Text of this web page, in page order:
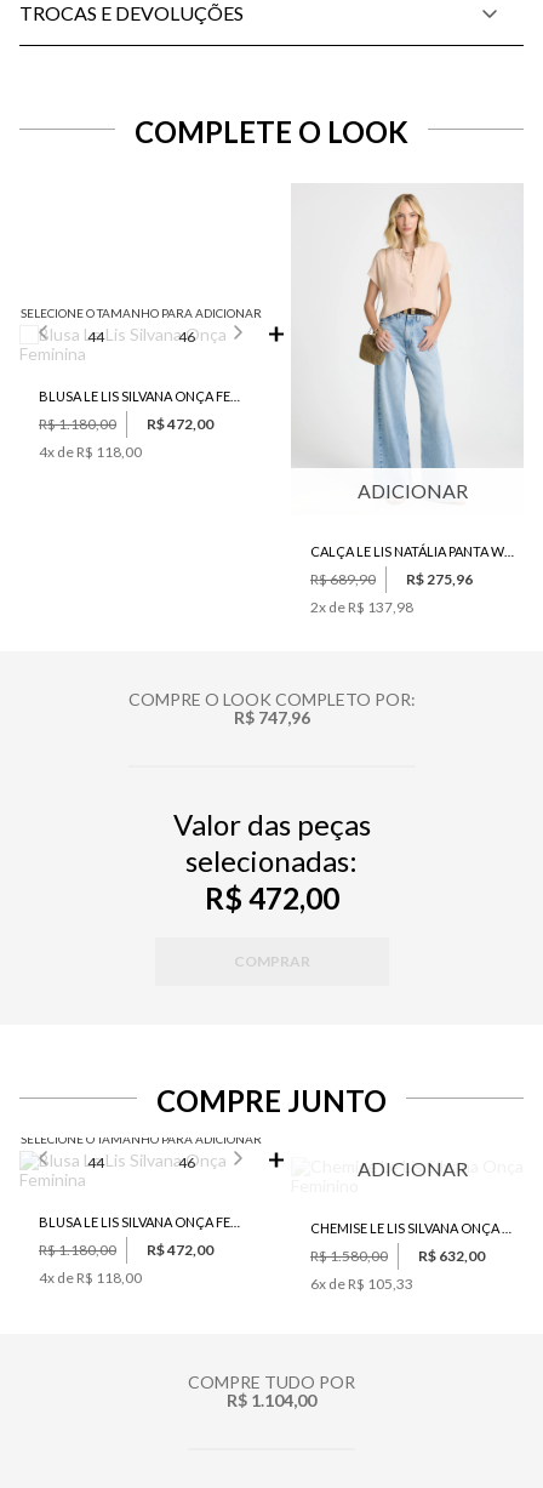
TROCAS E DEVOLUÇÕES
COMPLETE O LOOK
SELECIONE O TAMANHO PARA ADICIONAR
44 46
R$ 1.180,00
R$ 472,00
4x de R$ 118,00
ADICIONAR
R$ 689,90
R$ 275,96
2x de R$ 137,98
COMPRE O LOOK COMPLETO POR:
R$ 747,96
Valor das peças
selecionadas:
R$ 472,00
COMPRAR
COMPRE JUNTO
SELECIONE O TAMANHO PARA ADICIONAR
44 46
R$ 1.180,00
R$ 472,00
4x de R$ 118,00
ADICIONAR
R$ 1.580,00
R$ 632,00
6x de R$ 105,33
COMPRE TUDO POR
R$ 1.104,00